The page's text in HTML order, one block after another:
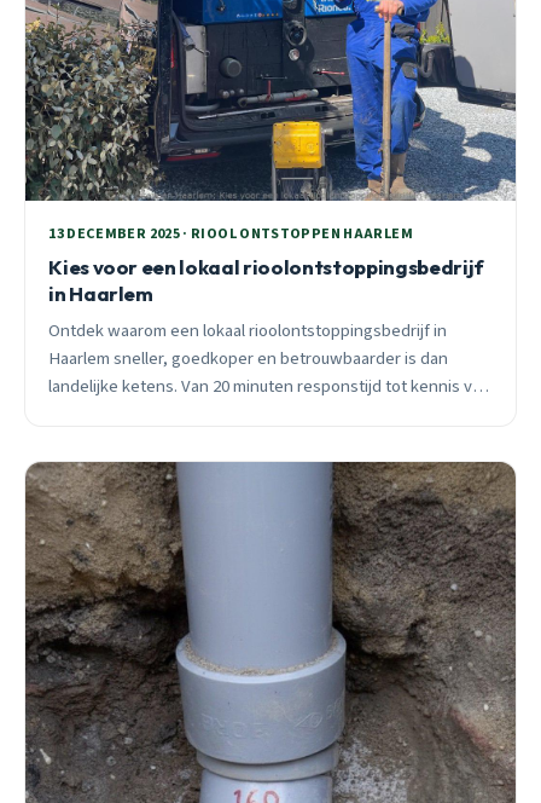
13 DECEMBER 2025 · RIOOL ONTSTOPPEN HAARLEM
Kies voor een lokaal rioolontstoppingsbedrijf
in Haarlem
Ontdek waarom een lokaal rioolontstoppingsbedrijf in
Haarlem sneller, goedkoper en betrouwbaarder is dan
landelijke ketens. Van 20 minuten responstijd tot kennis van